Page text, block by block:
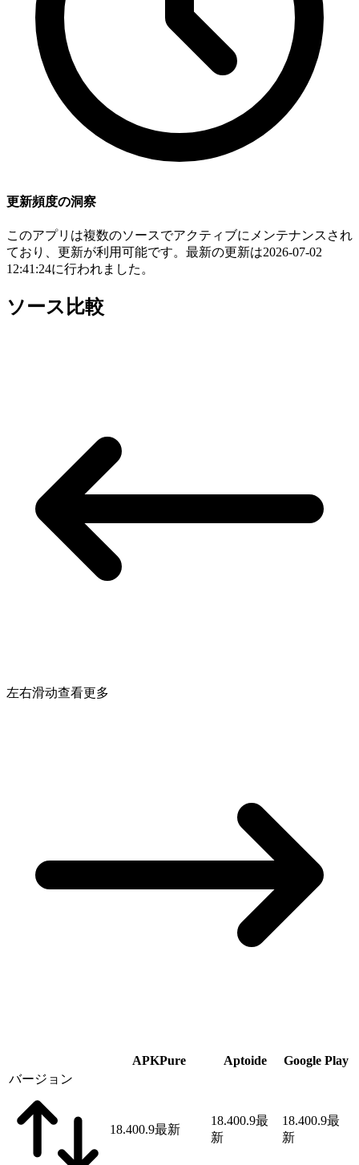
更新頻度の洞察
このアプリは複数のソースでアクティブにメンテナンスされ
ており、更新が利用可能です。最新の更新は2026-07-02
12:41:24に行われました。
ソース比較
左右滑动查看更多
APKPure Aptoide
Google Play
バージョン
18.400.9最新
18.400.9最
新
18.400.9最
新